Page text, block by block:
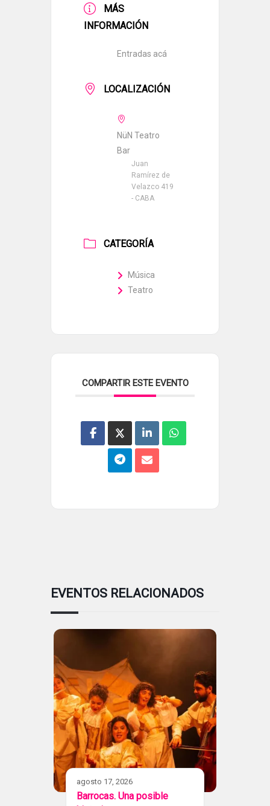
MÁS
INFORMACIÓN
Entradas acá
LOCALIZACIÓN
NüN Teatro
Bar
Juan
Ramírez de
Velazco 419
- CABA
CATEGORÍA
Música
Teatro
COMPARTIR ESTE EVENTO
EVENTOS RELACIONADOS
agosto 17, 2026
Barrocas. Una posible